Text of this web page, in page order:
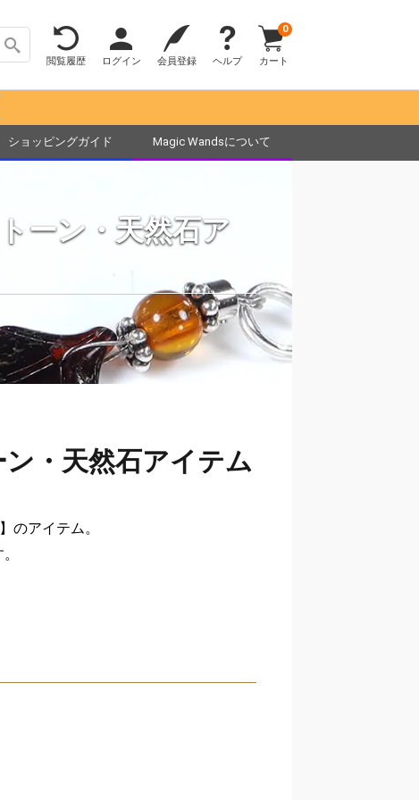
閲覧履歴 ログイン 会員登録 ヘルプ カート
0
ショッピングガイド Magic Wandsについて
ーン・天然石ア
・天然石アイテム
】のアイテム。